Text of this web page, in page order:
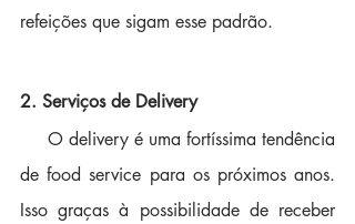
refeições que sigam esse padrão.
2. Serviços de Delivery
de food service para os próximos anos.
Isso graças à possibilidade de receber